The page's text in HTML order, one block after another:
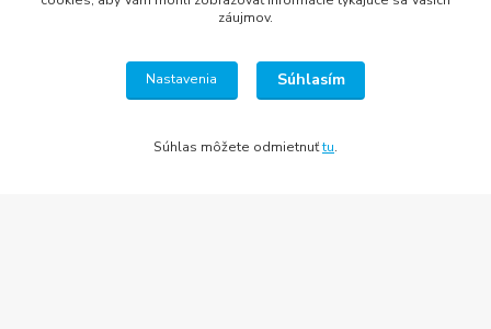
záujmov.
Nastavenia Súhlasím
Súhlas môžete odmietnuťtu.